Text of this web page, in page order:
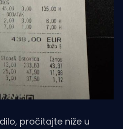
pročitajte niže u